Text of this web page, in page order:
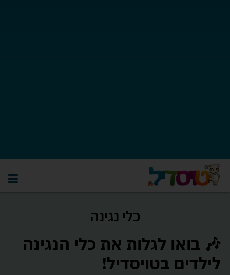
כלי נגינה
🎶 בואו לגלות את כלי הנגינה
לילדים בטויסדיל!